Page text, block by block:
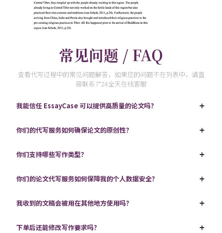
常见问题 / FAQ
查看代写过程中的常见问题解答，如果您的问题不在列表中，请直
接联系7*24全天在线客服
我能信任 EssayCase 可以提供高质量的论文吗？
你们的代写服务如何确保论文的原创性？
你们支持哪些写作类型？
你们的论文代写服务如何保障我的个人数据安全？
我收到的文稿会被用在其他地方使用吗？
下单后还能修改写作要求吗？